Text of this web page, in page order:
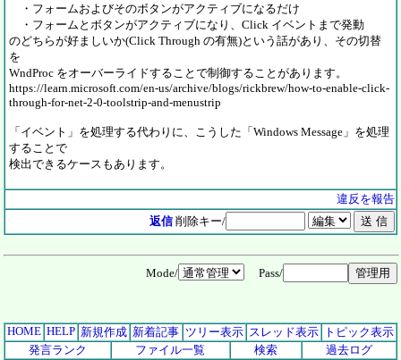
・フォームおよびそのボタンがアクティブになるだけ
・フォームとボタンがアクティブになり、Click イベントまで発動
のどちらが好ましいか(Click Through の有無)という話があり、その切替
を
WndProc をオーバーライドすることで制御することがあります。
https://learn.microsoft.com/en-us/archive/blogs/rickbrew/how-to-enable-click-
through-for-net-2-0-toolstrip-and-menustrip
「イベント」を処理する代わりに、こうした「Windows Message」を処理
することで
検出できるケースもあります。
違反を報告
返信 削除キー/
Mode/ Pass/
HOME HELP 新規作成 新着記事 ツリー表示 スレッド表示
トピック表示
発言ランク
ファイル一覧 検索 過去ログ